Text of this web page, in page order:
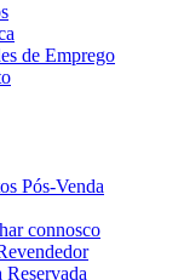
de Emprego
Pós-Venda
connosco
Reservada